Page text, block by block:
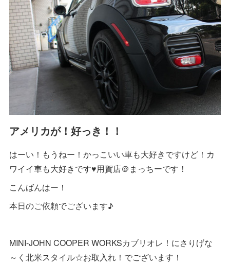
アメリカが！好っき！！
はーい！もうねー！かっこいい車も大好きですけど！カ
ワイイ車も大好きです♥用賀店＠まっちーです！
こんばんはー！
本日のご依頼でございます♪
MINI-JOHN COOPER WORKSカブリオレ！にさりげな
～く北米スタイル☆お取入れ！でございます！